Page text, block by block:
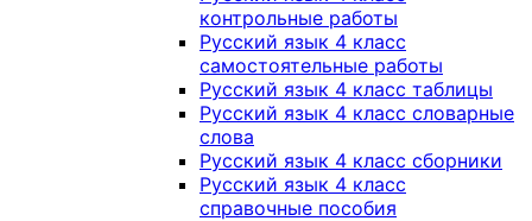
контрольные работы
Русский язык 4 класс
самостоятельные работы
Русский язык 4 класс таблицы
Русский язык 4 класс словарные
слова
Русский язык 4 класс сборники
Русский язык 4 класс
справочные пособия